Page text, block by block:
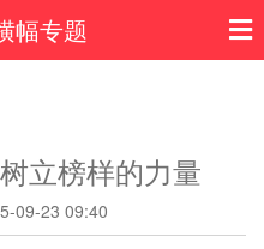
幅专题
立榜样的力量
09-23 09:40